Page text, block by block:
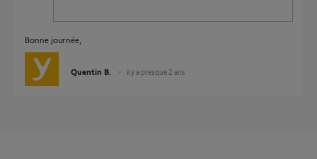
Bonne journée,
Quentin B. il y a presque 2 ans